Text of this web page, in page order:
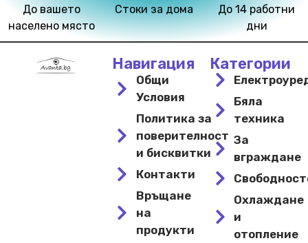
До вашето
населено място
Стоки за дома
До 14 работни
дни
Навигация
Общи
Условия
Политика за
поверителност
и бисквитки
Контакти
Връщане
на
продукти
Категории
Бяла
техника
За
вграждане
Охлаждане
и
отопление